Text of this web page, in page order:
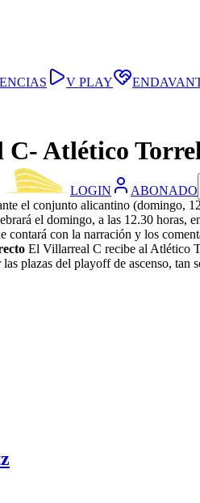
LOGIN ABONADO
V PLAY
C- Atlético
el conjunto alicantino (domingo,
el domingo, a las 12.30
con la narración y los
El Villarreal C recibe al Atlético
plazas del playoff de ascenso,